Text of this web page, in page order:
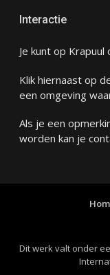
Interactie
Je kunt op
Klik hiernaast op
een omgeving
Als je een
worden kan je
Dit werk valt onder